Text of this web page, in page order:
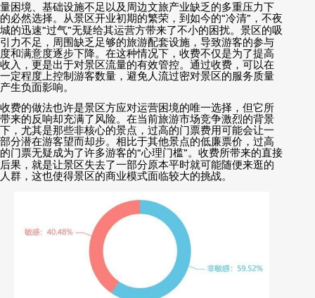
量困境、基础设施不足以及周边文旅产业缺乏的多重压力下
的必然选择。从景区开业初期的繁荣，到如今的“冷清” ，不夜
城的迅速“过气”无疑给其运营方带来了不小的困扰。景区的吸
引力不足，周围缺乏足够的旅游配套设施，导致游客的参与
度和满意度逐步下降。在这种情况下，收费不仅是为了提高
收入，更是出于对景区流量的有效管控。通过收费，可以在
一定程度上控制游客数量，避免人流过密对景区的服务质量
产生负面影响。
收费的做法也许是景区方应对运营困境的唯一选择，但它所
带来的反响却充满了风险。在当前旅游市场竞争激烈的背景
下，尤其是那些非核心的景点，过高的门票费用可能会让一
部分潜在游客望而却步。相比于其他景点的低廉票价，过高
的门票无疑成为了许多游客的“心理门槛”。收费所带来的直接
后果，就是让景区失去了一部分原本平时就可能随便来逛的
人群，这也使得景区的商业模式面临较大的挑战。